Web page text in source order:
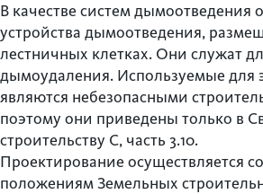
В качестве систем дымоотведения
устройства дымоотведения,
лестничных клетках. Они служат
дымоудаления. Используемые для
являются небезопасными
поэтому они приведены только в
строительству C, часть 3.10.
Проектирование осуществляется
положениям Земельных